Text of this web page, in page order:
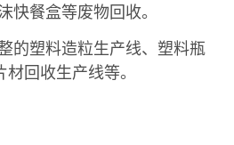
快餐盒等废物回收。
的塑料造粒生产线、塑料瓶
回收生产线等。